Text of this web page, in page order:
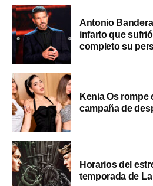
Antonio
infarto que
completo su
Kenia Os
campaña de
Horarios del
temporada de